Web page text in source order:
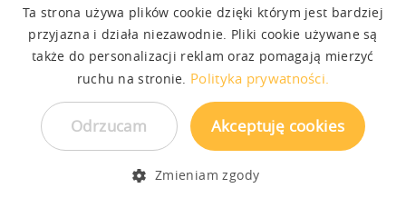
Kacper Piątek
Konsultant ds. sprzedaży
535 410 810
bok1@beds.pl
pon - pt:
1000- 1800
Ta strona używa plików cookie dzięki którym jest bardziej
przyjazna i działa niezawodnie. Pliki cookie używane są
także do personalizacji reklam oraz pomagają mierzyć
ruchu na stronie. Polityka prywatności.
Akceptuję cookies
Odrzucam
Zmieniam zgody